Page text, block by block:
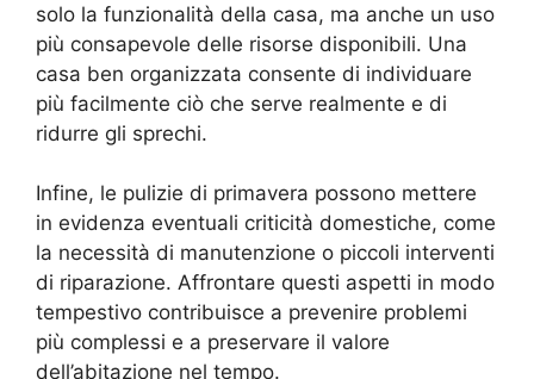
solo la funzionalità della casa, ma anche un uso
più consapevole delle risorse disponibili. Una
casa ben organizzata consente di individuare
più facilmente ciò che serve realmente e di
ridurre gli sprechi.
Infine, le pulizie di primavera possono mettere
in evidenza eventuali criticità domestiche, come
la necessità di manutenzione o piccoli interventi
di riparazione. Affrontare questi aspetti in modo
tempestivo contribuisce a prevenire problemi
più complessi e a preservare il valore
dell’abitazione nel tempo.